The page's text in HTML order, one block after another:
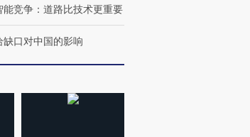
能竞争：道路比技术更重要
缺口对中国的影响